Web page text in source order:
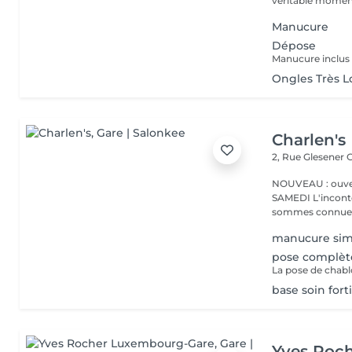
Manucure
Dépose
Manucure inclus
Ongles Très
Charlen's
2, Rue Glesener
NOUVEAU :
SAMEDI L'incontournable institut de beauté à Luxembourg. Nous
sommes
manucure
pose
base soin